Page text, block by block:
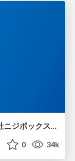
Adobe Analytics入門講座【株式会社ニジボックス】
0 34k